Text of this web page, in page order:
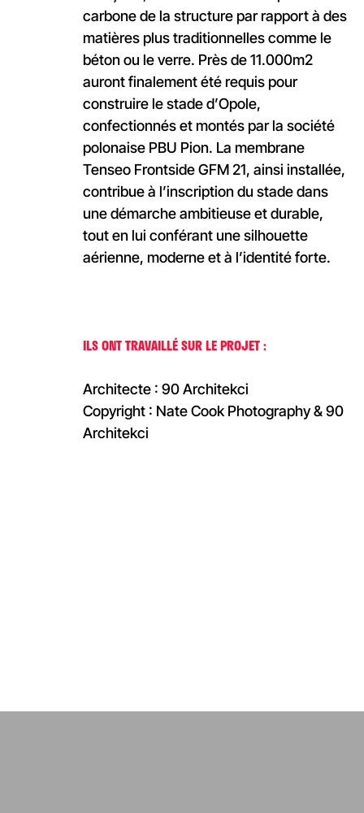
carbone de la structure par rapport à des
matières plus traditionnelles comme le
béton ou le verre. Près de 11.000m2
auront finalement été requis pour
construire le stade d’Opole,
confectionnés et montés par la société
polonaise PBU Pion. La membrane
Tenseo Frontside GFM 21, ainsi installée,
contribue à l’inscription du stade dans
une démarche ambitieuse et durable,
tout en lui conférant une silhouette
aérienne, moderne et à l’identité forte.
ILS ONT TRAVAILLÉ SUR LE PROJET :
Architecte : 90 Architekci
Copyright : Nate Cook Photography & 90
Architekci